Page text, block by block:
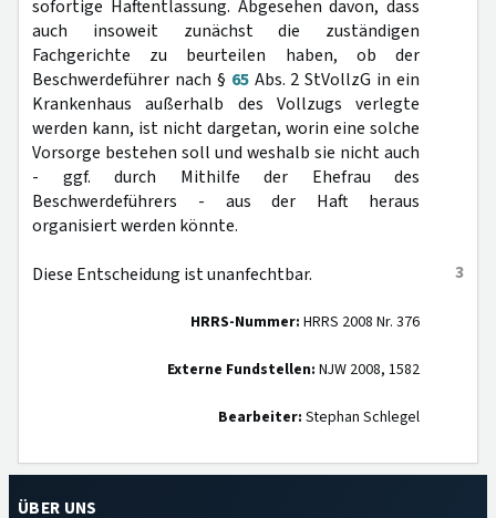
sofortige Haftentlassung. Abgesehen davon, dass
auch insoweit zunächst die zuständigen
Fachgerichte zu beurteilen haben, ob der
Beschwerdeführer nach § 65Abs. 2 StVollzG in ein
Krankenhaus außerhalb des Vollzugs verlegte
werden kann, ist nicht dargetan, worin eine solche
Vorsorge bestehen soll und weshalb sie nicht auch
- ggf. durch Mithilfe der Ehefrau des
Beschwerdeführers - aus der Haft heraus
organisiert werden könnte.
3
Diese Entscheidung ist unanfechtbar.
HRRS-Nummer: HRRS 2008 Nr. 376
Externe Fundstellen: NJW 2008, 1582
Bearbeiter: Stephan Schlegel
ÜBER UNS